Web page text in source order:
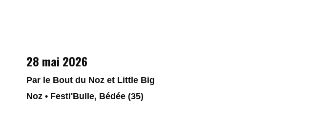
28 mai 2026
Par le Bout du Noz et Little Big
Noz • Festi'Bulle, Bédée (35)